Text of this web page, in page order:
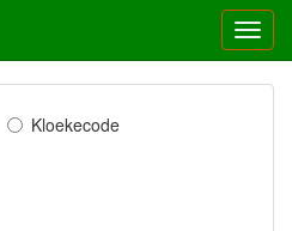
Kloekecode